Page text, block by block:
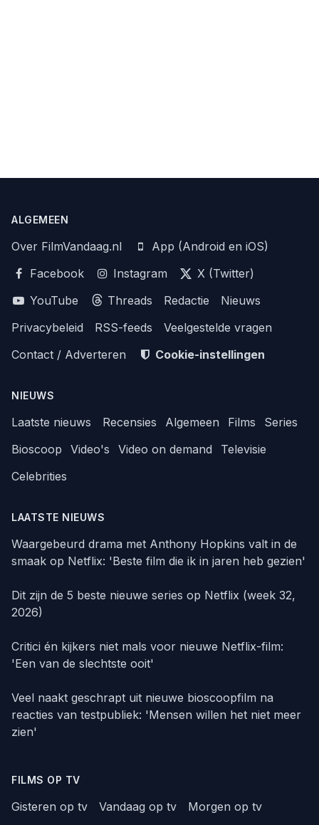
ALGEMEEN
Over FilmVandaag.nl
App (Android en iOS)
Facebook
Instagram
X (Twitter)
YouTube
Threads Redactie
Nieuws
Privacybeleid
RSS-feeds
Veelgestelde vragen
Contact / Adverteren
Cookie-instellingen
NIEUWS
Laatste nieuws Recensies Algemeen Films
Series
Bioscoop
Video's Video on demand
Televisie
Celebrities
LAATSTE NIEUWS
Waargebeurd drama met Anthony Hopkins valt in de
smaak op Netflix: 'Beste film die ik in jaren heb gezien'
Dit zijn de 5 beste nieuwe series op Netflix (week 32,
2026)
Critici én kijkers niet mals voor nieuwe Netflix-film:
'Een van de slechtste ooit'
Veel naakt geschrapt uit nieuwe bioscoopfilm na
reacties van testpubliek: 'Mensen willen het niet meer
zien'
FILMS OP TV
Gisteren op tv Vandaag op tv
Morgen op tv